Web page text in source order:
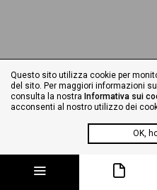
Questo sito utilizza cookie per
del sito. Per maggiori informazioni
consulta la nostra Informativa sui
acconsenti al nostro utilizzo dei
OK,